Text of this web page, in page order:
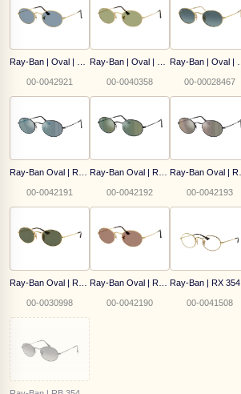
00-0042921 00-0040358 00-00028467
00-0042191 00-0042192 00-0042193
00-0030998 00-0042190 00-0041508